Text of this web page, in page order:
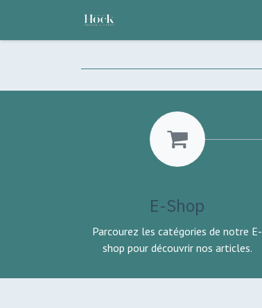
E-Shop
Parcourez les catégories de notre E-
shop pour découvrir nos articles.